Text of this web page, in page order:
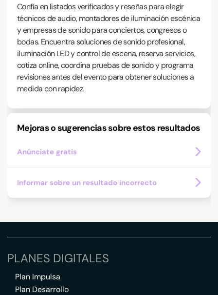
Confía en listados verificados y reseñas para elegir
técnicos de audio, montadores de iluminación escénica
y empresas de sonido para conciertos, congresos o
bodas. Encuentra soluciones de sonido profesional,
iluminación LED y control de escena, reserva servicios,
cotiza online, coordina pruebas de sonido y programa
revisiones antes del evento para obtener soluciones a
medida con rapidez.
Mejoras o sugerencias sobre estos resultados
Anúnciate gratis
Informar sobre un resultado incorrecto
PLANES DIGITALES
Plan Impulsa
Plan Desarrollo